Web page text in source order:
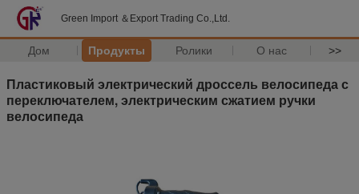
Green Import ＆Export Trading Co.,Ltd.
Дом Продукты Ролики О нас >>
Пластиковый электрический дроссель велосипеда с
переключателем, электрическим сжатием ручки
велосипеда